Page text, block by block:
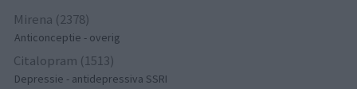
Mirena (2378)
Anticonceptie - overig
Citalopram (1513)
Depressie - antidepressiva SSRI